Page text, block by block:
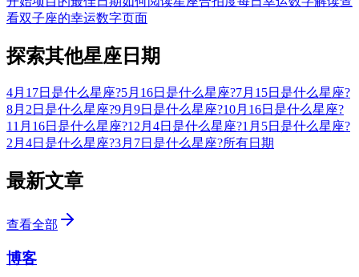
看双子座的幸运数字页面
探索其他星座日期
4月17日是什么星座?5月16日是什么星座?7月15日是什么星座?
8月2日是什么星座?9月9日是什么星座?10月16日是什么星座?
11月16日是什么星座?12月4日是什么星座?1月5日是什么星座?
2月4日是什么星座?3月7日是什么星座?所有日期
最新文章
查看全部
博客